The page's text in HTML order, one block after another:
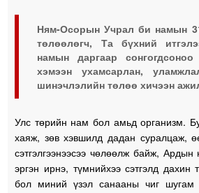
Ням-Осорын Учрал би намын
төлөөлөгч, Та бүхний
намын даргаар
хэмээн ухамсарлан,
шинэчлэлийн төлөө хичээн
Улс төрийн нам бол амьд организм.
хаяж, зөв хэвшилд дадан суралцаж,
сэтгэлгээнээсээ чөлөөлж байж,
эргэн ирнэ, түмнийхээ сэтгэлд дахин
бол миний үзэл санааны чиг